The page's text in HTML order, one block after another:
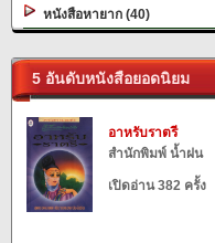
หนังสือหายาก (40)
5 อันดับหนังสือยอดนิยม
อาหรับราตรี
สำนักพิมพ์ น้ำฝน
เปิดอ่าน 382 ครั้ง